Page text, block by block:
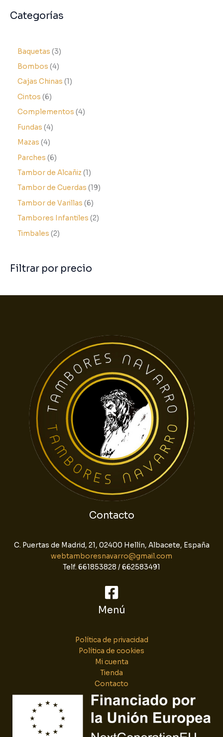
Categorías
Baquetas 3
Bombos 4
Cajas Chinas 1
Cintos 6
Complementos 4
Fundas 4
Mazas 4
Parches 6
Tambor de Alcañiz 1
Tambor de Cuerdas 19
Tambor de Varillas 6
Tambores Infantiles 2
Timbales 2
Filtrar por precio
Contacto
C. Puertas de Madrid, 21, 02400 Hellín, Albacete, España
webtamboresnavarro@gmail.com
Telf. 661853828 / 662583491
Menú
Política de privacidad
Política de cookies
Mi cuenta
Tienda
Contacto